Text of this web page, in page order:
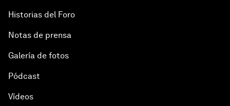
Historias del Foro
Notas de prensa
Galería de fotos
Pódcast
Vídeos